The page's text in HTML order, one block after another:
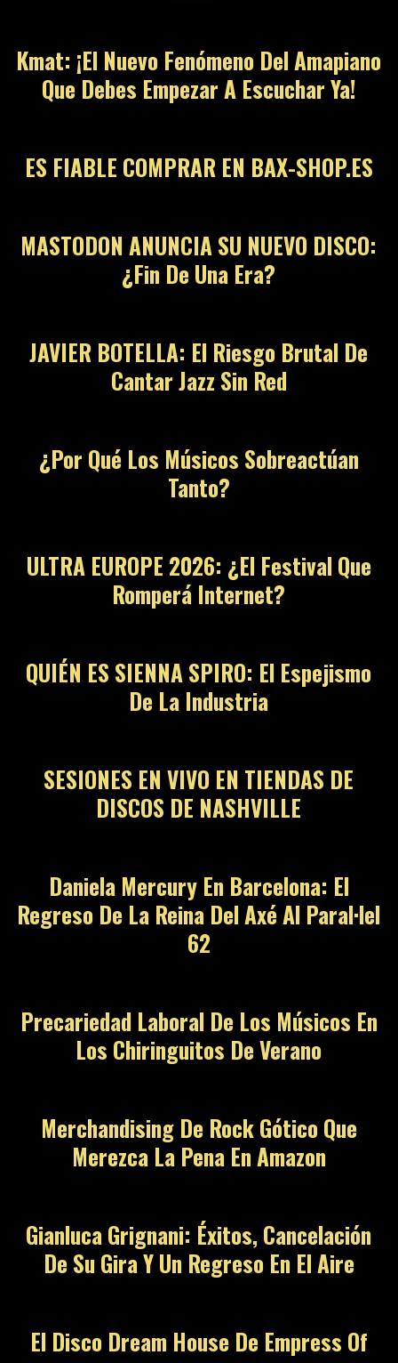
Kmat: ¡El Nuevo Fenómeno Del Amapiano
Que Debes Empezar A Escuchar Ya!
ES FIABLE COMPRAR EN BAX-SHOP.ES
MASTODON ANUNCIA SU NUEVO DISCO:
¿Fin De Una Era?
JAVIER BOTELLA: El Riesgo Brutal De
Cantar Jazz Sin Red
¿Por Qué Los Músicos Sobreactúan
Tanto?
ULTRA EUROPE 2026: ¿El Festival Que
Romperá Internet?
QUIÉN ES SIENNA SPIRO: El Espejismo
De La Industria
SESIONES EN VIVO EN TIENDAS DE
DISCOS DE NASHVILLE
Daniela Mercury En Barcelona: El
Regreso De La Reina Del Axé Al Paral·lel
62
Precariedad Laboral De Los Músicos En
Los Chiringuitos De Verano
Merchandising De Rock Gótico Que
Merezca La Pena En Amazon
Gianluca Grignani: Éxitos, Cancelación
De Su Gira Y Un Regreso En El Aire
El Disco Dream House De Empress Of